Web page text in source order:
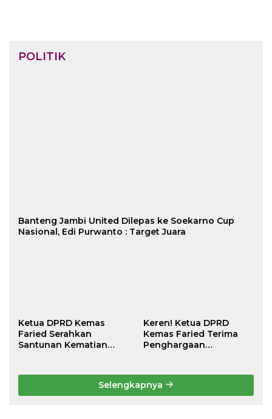
POLITIK
Banteng Jambi United Dilepas ke Soekarno Cup
Nasional, Edi Purwanto : Target Juara
Ketua DPRD Kemas
Faried Serahkan
Santunan Kematian
Juta kepada Ahli Waris
Keren! Ketua DPRD
Kemas Faried Terima
Penghargaan
dari Persekutuan
Pengakap Malaysia
Selengkapnya